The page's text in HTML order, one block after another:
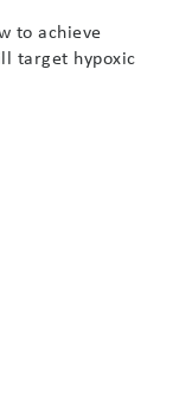
to achieve
target hypoxic